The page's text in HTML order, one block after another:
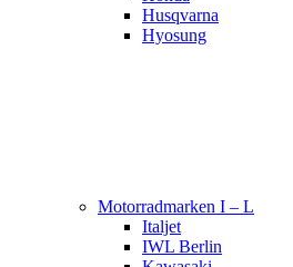
Husqvarna
Hyosung
Motorradmarken I – L
Italjet
IWL Berlin